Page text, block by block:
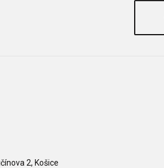
2, Košice